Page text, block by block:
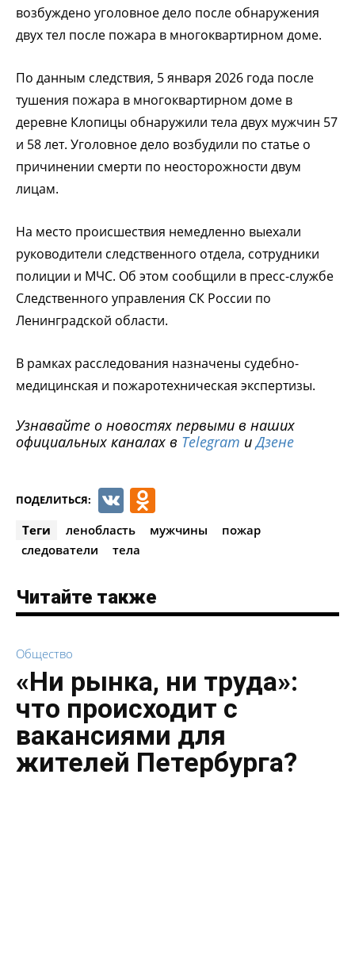
возбуждено уголовное дело после обнаружения
двух тел после пожара в многоквартирном доме.
По данным следствия, 5 января 2026 года после
тушения пожара в многоквартирном доме в
деревне Клопицы обнаружили тела двух мужчин 57
и 58 лет. Уголовное дело возбудили по статье о
причинении смерти по неосторожности двум
лицам.
На место происшествия немедленно выехали
руководители следственного отдела, сотрудники
полиции и МЧС. Об этом сообщили в пресс-службе
Следственного управления СК России по
Ленинградской области.
В рамках расследования назначены судебно-
медицинская и пожаротехническая экспертизы.
Узнавайте о новостях первыми в наших
официальных каналах в Telegram иДзене
ПОДЕЛИТЬСЯ: VK
Теги ленобласть мужчины
пожар
следователи
тела
Читайте также
Общество
«Ни рынка, ни труда»:
что происходит с
вакансиями для
жителей Петербурга?